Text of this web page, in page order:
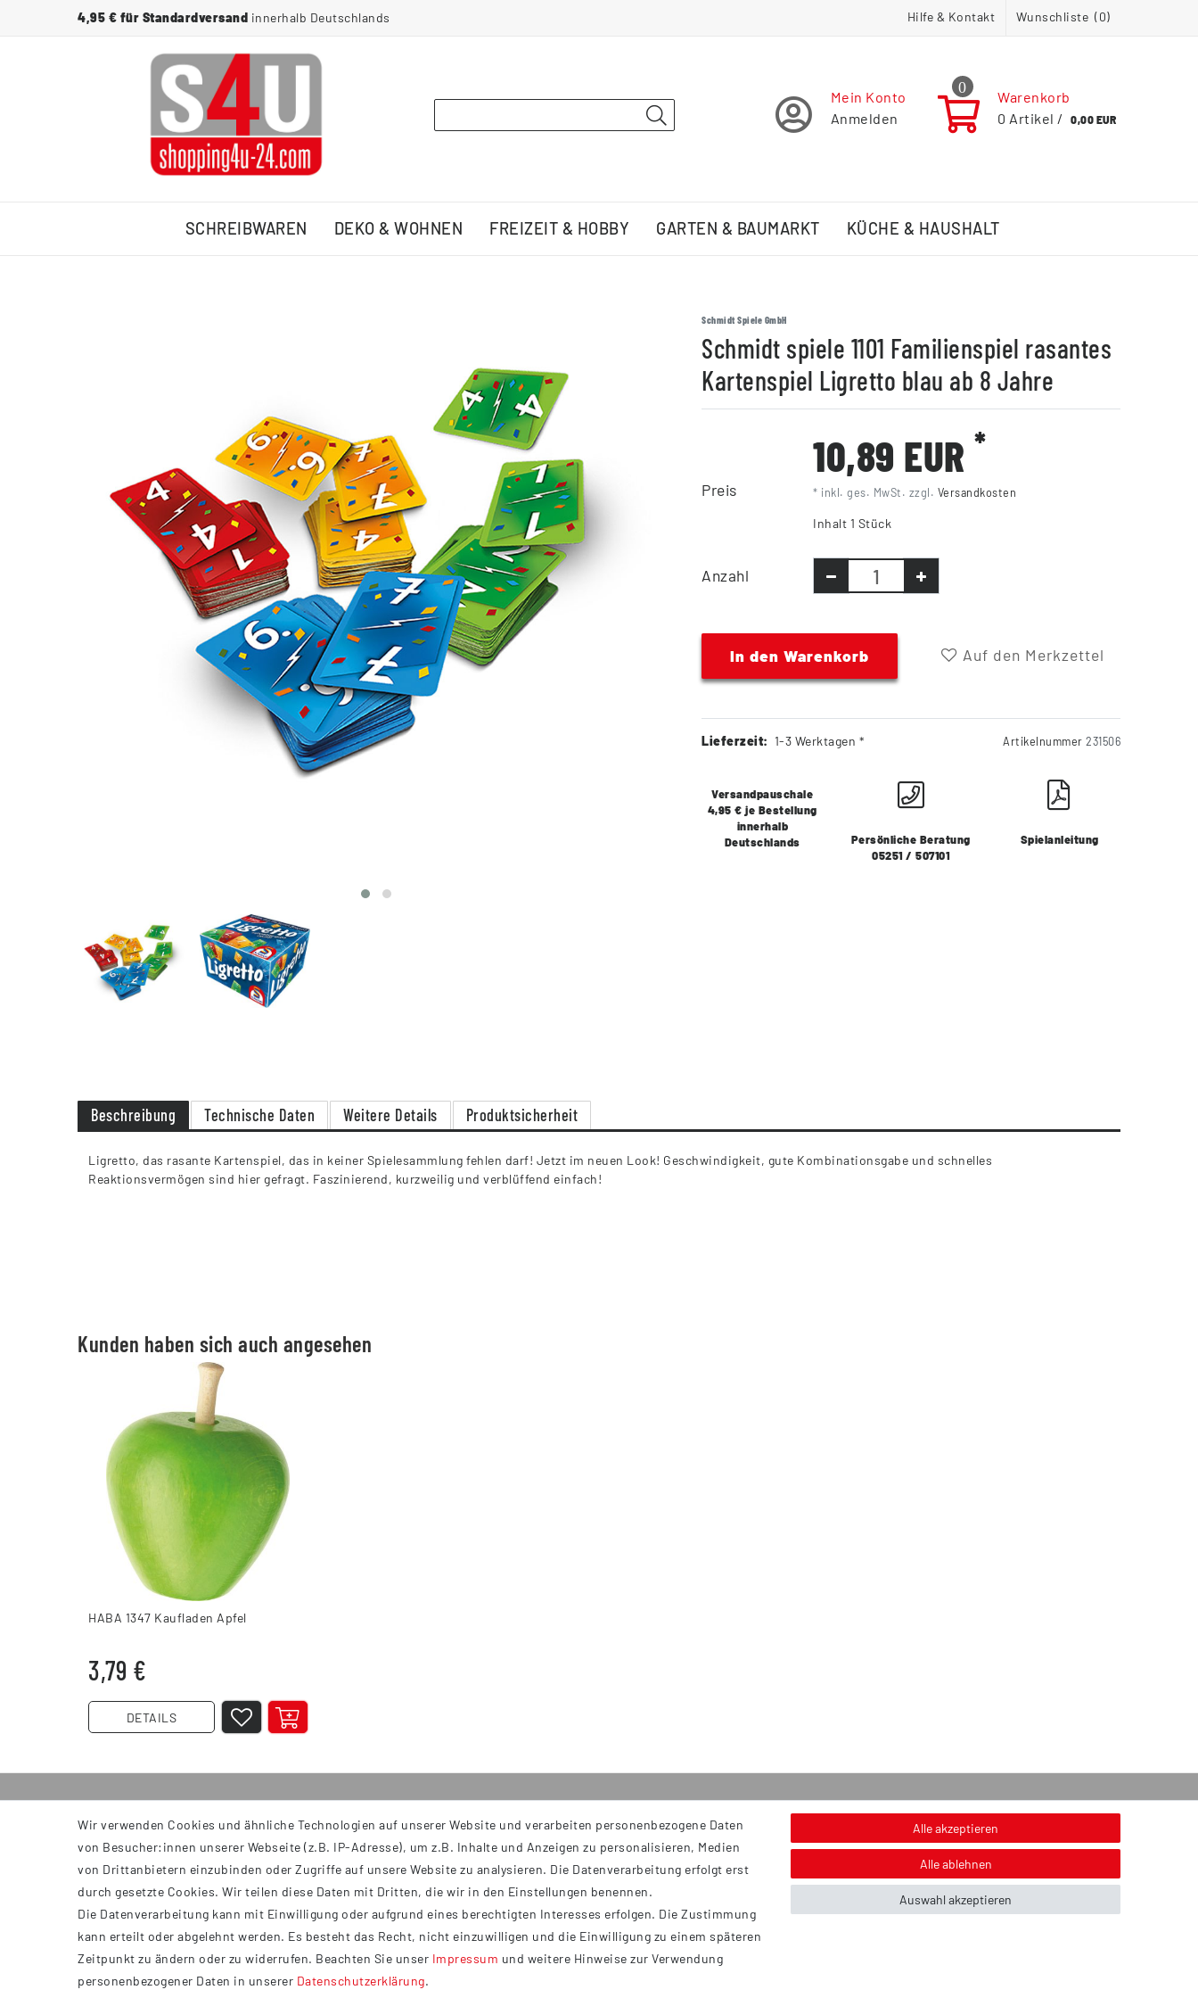
4,95 € für Standardversand innerhalb Deutschlands Hilfe & Kontakt Wunschliste (0)
Mein Konto
Anmelden
0
Warenkorb
0 Artikel / 0,00 EUR
SCHREIBWAREN DEKO & WOHNEN FREIZEIT & HOBBY GARTEN & BAUMARKT KÜCHE & HAUSHALT
Schmidt Spiele GmbH
Schmidt spiele 1101 Familienspiel rasantes
Kartenspiel Ligretto blau ab 8 Jahre
Preis
10,89 EUR *
* inkl. ges. MwSt. zzgl. Versandkosten
Inhalt 1 Stück
Anzahl
In den Warenkorb Auf den Merkzettel
Lieferzeit: 1-3 Werktagen * Artikelnummer 231506
Versandpauschale
4,95 € je Bestellung
innerhalb
Deutschlands
Persönliche Beratung
05251 / 507101
Spielanleitung
Beschreibung Technische Daten Weitere Details Produktsicherheit
Ligretto, das rasante Kartenspiel, das in keiner Spielesammlung fehlen darf! Jetzt im neuen Look! Geschwindigkeit, gute Kombinationsgabe und schnelles
Reaktionsvermögen sind hier gefragt. Faszinierend, kurzweilig und verblüffend einfach!
Kunden haben sich auch angesehen
HABA 1347 Kaufladen Apfel
3,79 €
DETAILS
INFORMATIONEN
AGB
Impressum
Datenschutzerklärung
Widerrufsrecht
Barrierefreiheit
Service
Kontakt
Versand
Zahlung
Hinweis zur Entsorgung von Altbatterien & Altöl
Bildnachweis
Wir verwenden Cookies und ähnliche Technologien auf unserer Website und verarbeiten personenbezogene Daten
von Besucher:innen unserer Webseite (z.B. IP-Adresse), um z.B. Inhalte und Anzeigen zu personalisieren, Medien
von Drittanbietern einzubinden oder Zugriffe auf unsere Website zu analysieren. Die Datenverarbeitung erfolgt erst
durch gesetzte Cookies. Wir teilen diese Daten mit Dritten, die wir in den Einstellungen benennen.
Die Datenverarbeitung kann mit Einwilligung oder aufgrund eines berechtigten Interesses erfolgen. Die Zustimmung
kann erteilt oder abgelehnt werden. Es besteht das Recht, nicht einzuwilligen und die Einwilligung zu einem späteren
Zeitpunkt zu ändern oder zu widerrufen. Beachten Sie unser Impressum und weitere Hinweise zur Verwendung
personenbezogener Daten in unserer Daten­schutz­erklärung.
Alle akzeptieren
Alle ablehnen
Auswahl akzeptieren